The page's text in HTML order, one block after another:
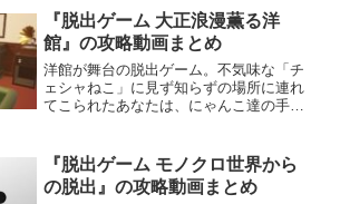
『脱出ゲーム 大正浪漫薫る洋
館』の攻略動画まとめ
洋館が舞台の脱出ゲーム。不気味な「チ
ェシャねこ」に見ず知らずの場所に連れ
てこられたあなたは、にゃんこ達の手を
き、脱出方法を見つけることはできるだ
ろうか。
『脱出ゲーム モノクロ世界から
の脱出』の攻略動画まとめ